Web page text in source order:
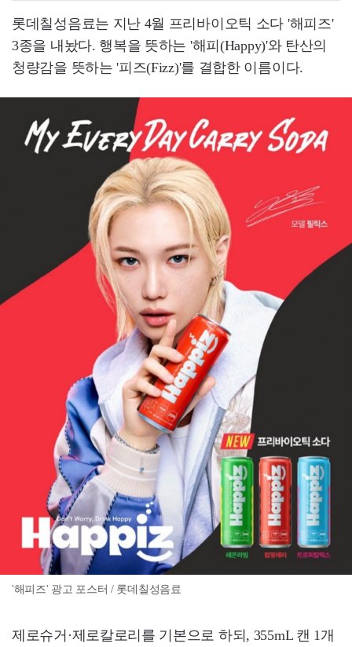
롯데칠성음료는 지난 4월 프리바이오틱 소다 '해피즈'
3종을 내놨다. 행복을 뜻하는 '해피(Happy)'와 탄산의
청량감을 뜻하는 '피즈(Fizz)'를 결합한 이름이다.
'해피즈' 광고 포스터 / 롯데칠성음료
제로슈거·제로칼로리를 기본으로 하되, 355mL 캔 1개